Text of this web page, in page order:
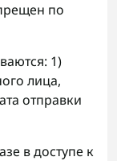
по
1)
лица,
отправки
в доступе к